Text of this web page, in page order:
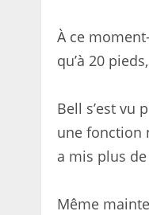
À ce
qu’à 20
Bell s’est vu
une fonction
a mis plus
Même